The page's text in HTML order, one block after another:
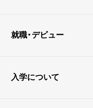
就職・デビュー
入学について